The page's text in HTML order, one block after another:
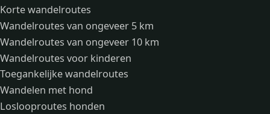
Korte wandelroutes
Wandelroutes van ongeveer 5 km
Wandelroutes van ongeveer 10 km
Wandelroutes voor kinderen
Toegankelijke wandelroutes
Wandelen met hond
Loslooproutes honden